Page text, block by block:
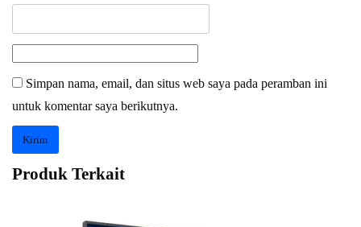
Simpan nama, email, dan situs web saya pada peramban ini
untuk komentar saya berikutnya.
Produk Terkait